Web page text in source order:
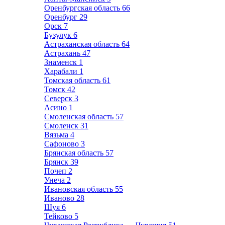
Оренбургская область 66
Оренбург 29
Орск 7
Бузулук 6
Астраханская область 64
Астрахань 47
Знаменск 1
Харабали 1
Томская область 61
Томск 42
Северск 3
Асино 1
Смоленская область 57
Смоленск 31
Вязьма 4
Сафоново 3
Брянская область 57
Брянск 39
Почеп 2
Унеча 2
Ивановская область 55
Иваново 28
Шуя 6
Тейково 5